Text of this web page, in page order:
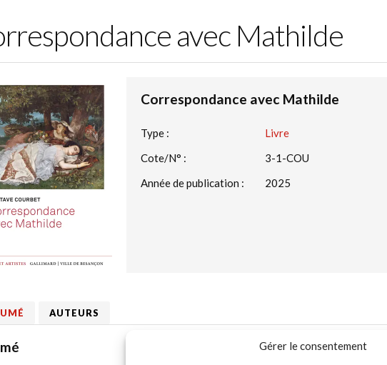
Gérer le consentement
avec Mathilde
Correspondance avec Mathilde
Type :
Livre
Cote/N° :
3-1-COU
Année de publication :
2025
AUTEURS